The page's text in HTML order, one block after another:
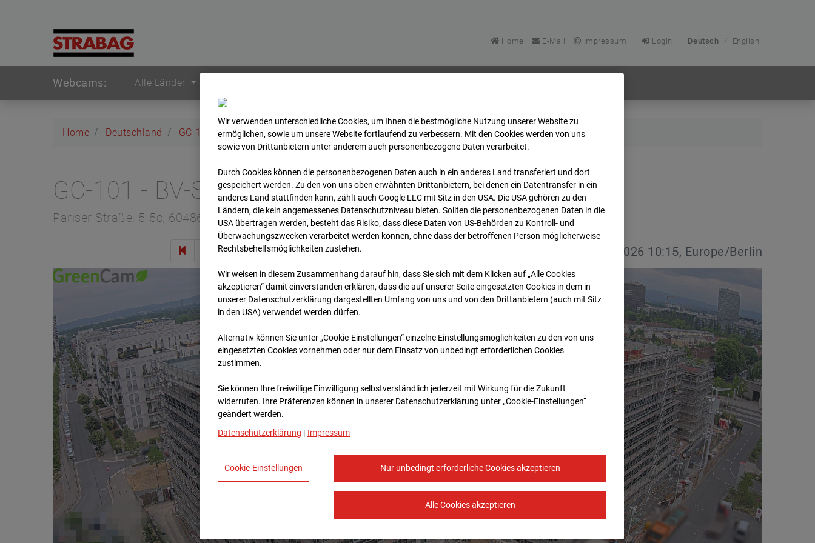
Home E-Mail Impressum Login Deutsch / English
Webcams: Alle Länder
Home Deutschland GC-101 - BV-Seed-FFM Archiv 2026 07 08 10:15
GC-101 - BV-Seed-FFM
Pariser Straße, 5-5c, 60486 Frankfurt
Zur Übersicht 08.07.2026 10:15, Europe/Berlin
Wir verwenden unterschiedliche Cookies, um Ihnen die best­mögliche Nutzung unserer Website zu
ermöglichen, sowie um unsere Website fortlaufend zu verbessern. Mit den Cookies werden von uns
sowie von Drittanbietern unter anderem auch personenbezogene Daten verarbeitet.
Durch Cookies können die personenbezogenen Daten auch in ein anderes Land transferiert und dort
gespeichert werden. Zu den von uns oben erwähnten Drittanbietern, bei denen ein Datentransfer in ein
anderes Land stattfinden kann, zählt auch Google LLC mit Sitz in den USA. Die USA gehören zu den
Ländern, die kein angemessenes Datenschutzniveau bieten. Sollten die personenbezogenen Daten in die
USA übertragen werden, besteht das Risiko, dass diese Daten von US-Behörden zu Kontroll- und
Überwachungszwecken verarbeitet werden können, ohne dass der betroffenen Person möglicherweise
Rechtsbehelfsmöglichkeiten zustehen.
Wir weisen in diesem Zusammenhang darauf hin, dass Sie sich mit dem Klicken auf „Alle Cookies
akzeptieren“ damit ein­ver­standen erklären, dass die auf unserer Seite eingesetzten Cookies in dem in
unserer Datenschutzerklärung dargestellten Umfang von uns und von den Drittanbietern (auch mit Sitz
in den USA) verwendet werden dürfen.
Alternativ können Sie unter „Cookie-Einstellungen“ einzelne Einstellungsmöglichkeiten zu den von uns
eingesetzten Cookies vornehmen oder nur dem Einsatz von unbedingt erforderlichen Cookies
zustimmen.
Sie können Ihre freiwillige Einwilligung selbstverständlich jederzeit mit Wirkung für die Zukunft
widerrufen. Ihre Prä­fe­renzen können in unserer Datenschutzerklärung unter „Cookie-Einstellungen“
geändert werden.
Datenschutzerklärung | Impressum
Nur unbedingt erforderliche Cookies akzeptieren
Alle Cookies akzeptieren
Cookie-Einstellungen